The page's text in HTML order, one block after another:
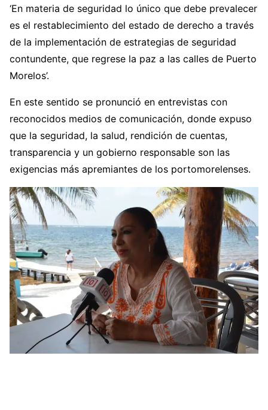
‘En materia de seguridad lo único que debe prevalecer
es el restablecimiento del estado de derecho a través
de la implementación de estrategias de seguridad
contundente, que regrese la paz a las calles de Puerto
Morelos’.
En este sentido se pronunció en entrevistas con
reconocidos medios de comunicación, donde expuso
que la seguridad, la salud, rendición de cuentas,
transparencia y un gobierno responsable son las
exigencias más apremiantes de los portomorelenses.